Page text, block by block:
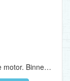
Een motorverzekering die precies past bij je motor. Binnen 5 minuten geregeld. Sluit een motorverzekering af en verdien € 4,50 terug in jouw account...